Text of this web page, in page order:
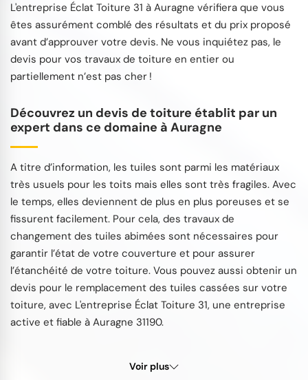
L'entreprise Éclat Toiture 31 à Auragne vérifiera que vous
êtes assurément comblé des résultats et du prix proposé
avant d’approuver votre devis. Ne vous inquiétez pas, le
devis pour vos travaux de toiture en entier ou
partiellement n’est pas cher !
Découvrez un devis de toiture établit par un
expert dans ce domaine à Auragne
A titre d’information, les tuiles sont parmi les matériaux
très usuels pour les toits mais elles sont très fragiles. Avec
le temps, elles deviennent de plus en plus poreuses et se
fissurent facilement. Pour cela, des travaux de
changement des tuiles abimées sont nécessaires pour
garantir l’état de votre couverture et pour assurer
l’étanchéité de votre toiture. Vous pouvez aussi obtenir un
devis pour le remplacement des tuiles cassées sur votre
toiture, avec L'entreprise Éclat Toiture 31, une entreprise
active et fiable à Auragne 31190.
Voir plus